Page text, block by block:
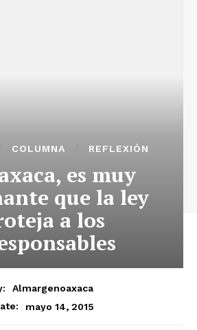
COLUMNA REFLEXIÓN
es muy
que la ley
a los
Almargenoaxaca
mayo 14, 2015